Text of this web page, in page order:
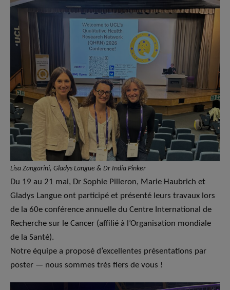
Lisa Zangarini, Gladys Langue & Dr India Pinker
Du 19 au 21 mai, Dr Sophie Pilleron, Marie Haubrich et
Gladys Langue ont participé et présenté leurs travaux lors
de la 60e conférence annuelle du Centre International de
Recherche sur le Cancer (affilié à l’Organisation mondiale
de la Santé).
Notre équipe a proposé d’excellentes présentations par
poster — nous sommes très fiers de vous !